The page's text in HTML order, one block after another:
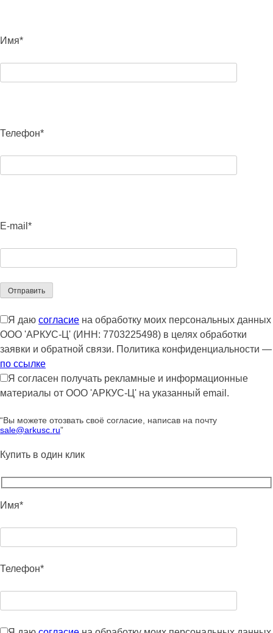
Имя*
Телефон*
E-mail*
Я даю согласие на обработку моих персональных данных
ООО 'АРКУС-Ц' (ИНН: 7703225498) в целях обработки
заявки и обратной связи. Политика конфиденциальности —
по ссылке
Я согласен получать рекламные и информационные
материалы от ООО 'АРКУС-Ц' на указанный email.
“Вы можете отозвать своё согласие, написав на почту
sale@arkusc.ru”
Купить в один клик
Имя*
Телефон*